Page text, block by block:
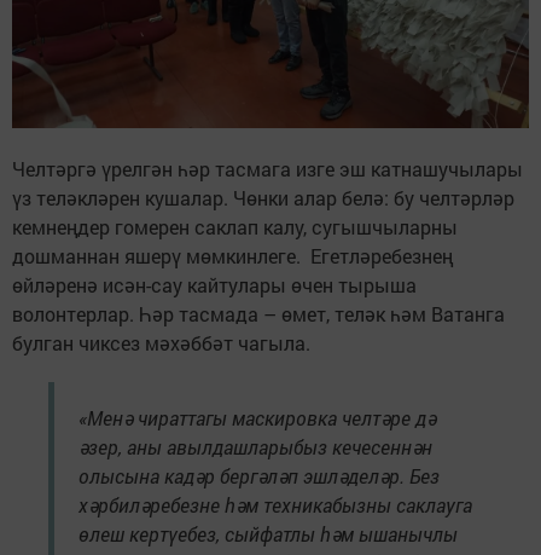
Челтәргә үрелгән һәр тасмага изге эш катнашучылары
үз теләкләрен кушалар. Чөнки алар белә: бу челтәрләр
кемнеңдер гомерен саклап калу, сугышчыларны
дошманнан яшерү мөмкинлеге. Егетләребезнең
өйләренә исән-сау кайтулары өчен тырыша
волонтерлар. Һәр тасмада – өмет, теләк һәм Ватанга
булган чиксез мәхәббәт чагыла.
«Менә чираттагы маскировка челтәре дә
әзер, аны авылдашларыбыз кечесеннән
олысына кадәр бергәләп эшләделәр. Без
хәрбиләребезне һәм техникабызны саклауга
өлеш кертүебез, сыйфатлы һәм ышанычлы